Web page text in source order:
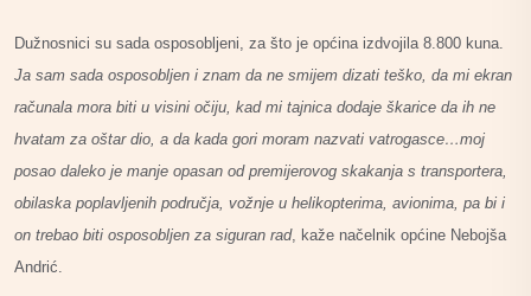
Dužnosnici su sada osposobljeni, za što je općina izdvojila 8.800 kuna.
Ja sam sada osposobljen i znam da ne smijem dizati teško, da mi ekran
računala mora biti u visini očiju, kad mi tajnica dodaje škarice da ih ne
hvatam za oštar dio, a da kada gori moram nazvati vatrogasce…moj
posao daleko je manje opasan od premijerovog skakanja s transportera,
obilaska poplavljenih područja, vožnje u helikopterima, avionima, pa bi i
on trebao biti osposobljen za siguran rad, kaže načelnik općine Nebojša
Andrić.